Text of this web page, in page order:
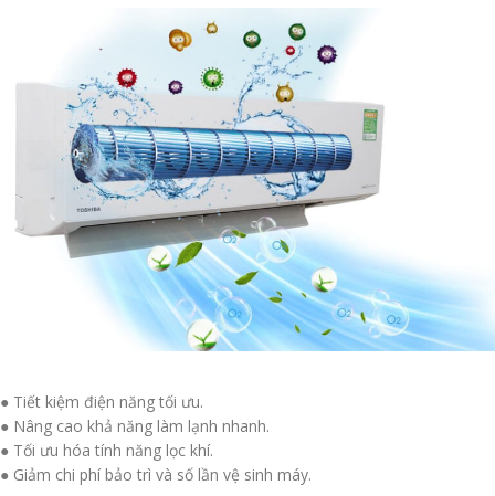
● Tiết kiệm điện năng tối ưu.
● Nâng cao khả năng làm lạnh nhanh.
● Tối ưu hóa tính năng lọc khí.
● Giảm chi phí bảo trì và số lần vệ sinh máy.